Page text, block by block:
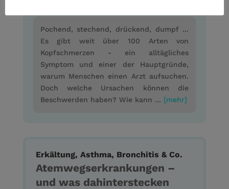
Pochend, stechend, drückend, dumpf ...
Es gibt weit über 100 Arten von
Kopfschmerzen - ein alltägliches
Symptom und einer der Hauptgründe,
warum Menschen einen Arzt aufsuchen.
Doch welche Ursachen können die
Beschwerden haben? Wie kann ... [mehr]
Erkältung, Asthma, Bronchitis & Co.
Atemwegserkrankungen –
und was dahinterstecken